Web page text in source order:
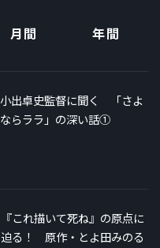
月間 年間
小出卓史監督に聞く 「さよ
ならララ」の深い話①
『これ描いて死ね』の原点に
迫る！ 原作・とよ田みのる